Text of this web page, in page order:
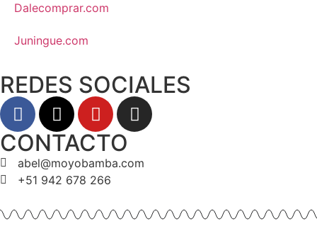
Dalecomprar.com
Juningue.com
REDES SOCIALES
CONTACTO
abel@moyobamba.com
+51 942 678 266